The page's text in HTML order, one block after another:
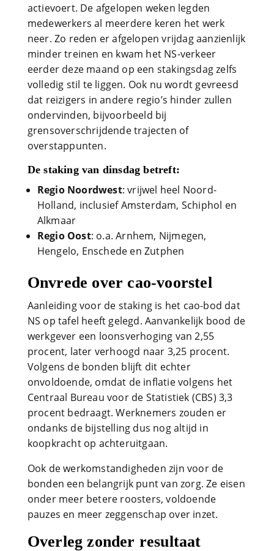
actievoert. De afgelopen weken legden
medewerkers al meerdere keren het werk
neer. Zo reden er afgelopen vrijdag aanzienlijk
minder treinen en kwam het NS-verkeer
eerder deze maand op een stakingsdag zelfs
volledig stil te liggen. Ook nu wordt gevreesd
dat reizigers in andere regio’s hinder zullen
ondervinden, bijvoorbeeld bij
grensoverschrijdende trajecten of
overstappunten.
De staking van dinsdag betreft:
Regio Noordwest: vrijwel heel Noord-
Holland, inclusief Amsterdam, Schiphol en
Alkmaar
Regio Oost: o.a. Arnhem, Nijmegen,
Hengelo, Enschede en Zutphen
Onvrede over cao-voorstel
Aanleiding voor de staking is het cao-bod dat
NS op tafel heeft gelegd. Aanvankelijk bood de
werkgever een loonsverhoging van 2,55
procent, later verhoogd naar 3,25 procent.
Volgens de bonden blijft dit echter
onvoldoende, omdat de inflatie volgens het
Centraal Bureau voor de Statistiek (CBS) 3,3
procent bedraagt. Werknemers zouden er
ondanks de bijstelling dus nog altijd in
koopkracht op achteruitgaan.
Ook de werkomstandigheden zijn voor de
bonden een belangrijk punt van zorg. Ze eisen
onder meer betere roosters, voldoende
pauzes en meer zeggenschap over inzet.
Overleg zonder resultaat